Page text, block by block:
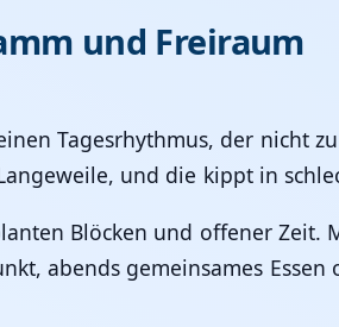
und Freiraum
Tagesrhythmus, der nicht
und die kippt in
Blöcken und offener Zeit.
abends gemeinsames